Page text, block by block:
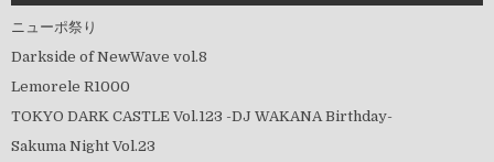
ニューポ祭り
Darkside of NewWave vol.8
Lemorele R1000
TOKYO DARK CASTLE Vol.123 -DJ WAKANA Birthday-
Sakuma Night Vol.23